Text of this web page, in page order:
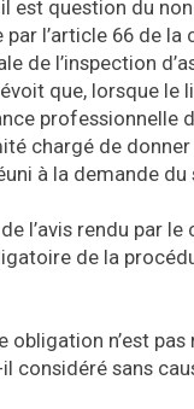
est question du
l’article 66 de la
de l’inspection
que, lorsque le
professionnelle
chargé de
à la demande du
de l’avis rendu par
de la
obligation n’est pas
considéré sans